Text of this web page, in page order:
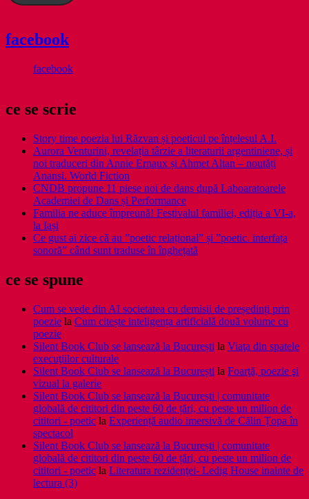
facebook
facebook
ce se scrie
Story time poezia lui Răzvan și poeticul pe înțelesul A.I.
Aurora Venturini, revelația târzie a literaturii argentiniene, și
noi traduceri din Annie Ernaux și Ahmet Altan – noutăți
Anansi. World Fiction
CNDB propune 11 piese noi de dans după Laboaratoarele
Academiei de Dans și Performance
Familia ne aduce împreună! Festivalul familiei, ediția a VI-a,
la Iași
Ce gust ai zice că au ”poetic relațional” și ”poetic. interfața
sonoră” când sunt traduse în înghețată
ce se spune
Cum se vede din AI societatea cu demisii de președinți prin
poezie la Cum citește inteligența artificială două volume cu
poezie
Silent Book Club se lansează la București la Viaţa din spatele
execuţiilor culturale
Silent Book Club se lansează la București la Foarţă, poezie şi
vizual la galerie
Silent Book Club se lansează la București | comunitate
globală de cititori din peste 60 de țări, cu peste un milion de
cititori - poetic la Experiență audio imersivă de Călin Țopa în
spectacol
Silent Book Club se lansează la București | comunitate
globală de cititori din peste 60 de țări, cu peste un milion de
cititori - poetic la Literatura rezidenţei- Ledig House inainte de
lectura (3)